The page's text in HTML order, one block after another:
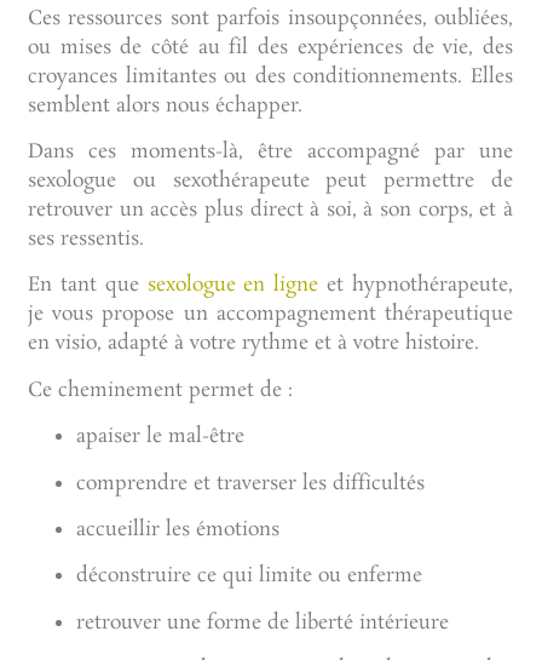
Ces ressources sont parfois insoupçonnées, oubliées,
ou mises de côté au fil des expériences de vie, des
croyances limitantes ou des conditionnements. Elles
semblent alors nous échapper.
Dans ces moments-là, être accompagné par une
sexologue ou sexothérapeute peut permettre de
retrouver un accès plus direct à soi, à son corps, et à
ses ressentis.
En tant que sexologue en ligne et hypnothérapeute,
je vous propose un accompagnement thérapeutique
en visio, adapté à votre rythme et à votre histoire.
Ce cheminement permet de :
apaiser le mal-être
comprendre et traverser les difficultés
accueillir les émotions
déconstruire ce qui limite ou enferme
retrouver une forme de liberté intérieure